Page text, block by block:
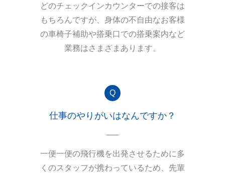
どのチェックインカウンターでの接客は
もちろんですが、身体の不自由なお客様
の車椅子補助や搭乗口での搭乗案内など
業務はさまざまあります。
仕事のやりがいはなんですか？
一便一便の飛行機を出発させるために多
くのスタッフが携わっているため、先輩